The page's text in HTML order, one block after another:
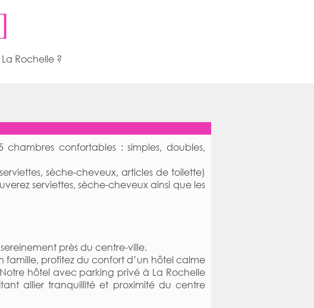
Rochelle ?
chambres confortables : simples, doubles,
sèche-cheveux, articles de toilette)
serviettes, sèche-cheveux ainsi que les
près du centre-ville.
profitez du confort d’un hôtel calme
hôtel avec parking privé à La Rochelle
allier tranquillité et proximité du centre